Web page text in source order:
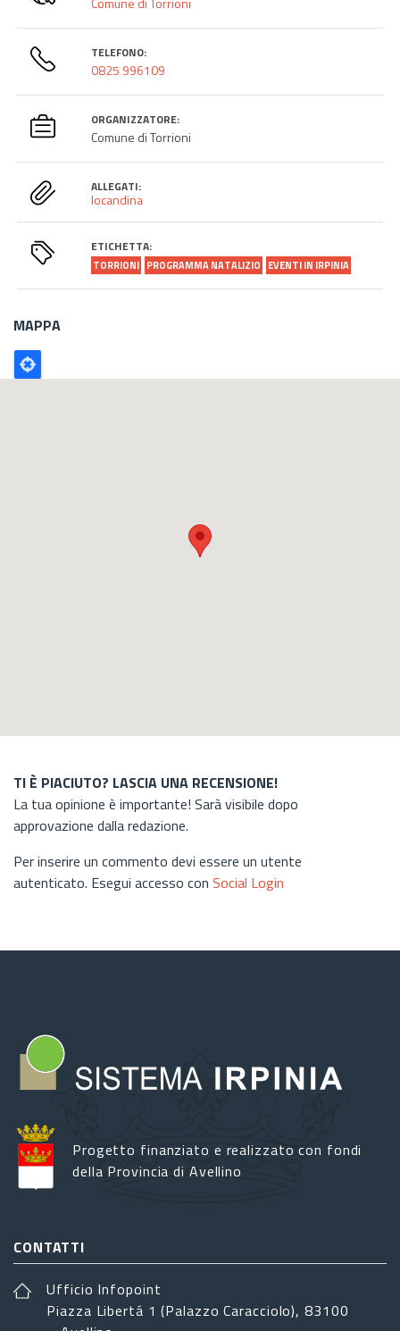
TELEFONO:
0825 996109
ORGANIZZATORE:
Comune di Torrioni
ALLEGATI:
locandina
ETICHETTA:
TORRIONI PROGRAMMA NATALIZIO EVENTI IN IRPINIA
MAPPA
Poligono
GEO
TI È PIACIUTO? LASCIA UNA RECENSIONE!
La tua opinione è importante! Sarà visibile dopo
approvazione dalla redazione.
Per inserire un commento devi essere un utente
autenticato. Esegui accesso con Social Login
Progetto finanziato e realizzato con fondi
della Provincia di Avellino
CONTATTI
Ufficio Infopoint
Piazza Libertá 1 (Palazzo Caracciolo), 83100